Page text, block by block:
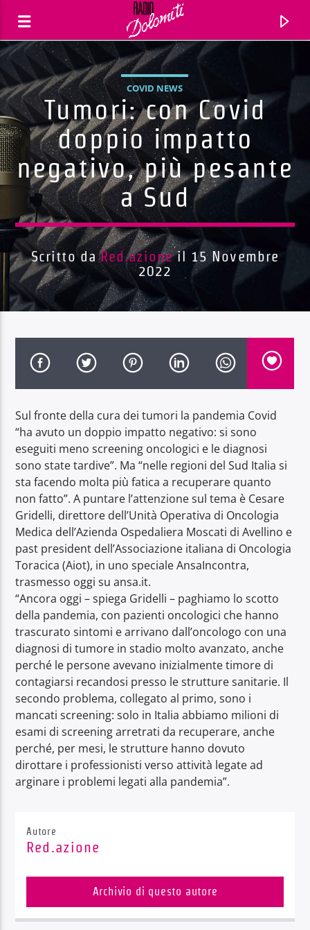
Traccia corrente
Titolo
Artista
Radio Dolomiti
COVID NEWS
Tumori: con Covid
doppio impatto
negativo, più pesante
a Sud
Scritto daRed.azioneil 15 Novembre
2022
Sul fronte della cura dei tumori la pandemia Covid
“ha avuto un doppio impatto negativo: si sono
eseguiti meno screening oncologici e le diagnosi
sono state tardive”. Ma “nelle regioni del Sud Italia si
sta facendo molta più fatica a recuperare quanto
non fatto”. A puntare l’attenzione sul tema è Cesare
Gridelli, direttore dell’Unità Operativa di Oncologia
Medica dell’Azienda Ospedaliera Moscati di Avellino e
past president dell’Associazione italiana di Oncologia
Toracica (Aiot), in uno speciale AnsaIncontra,
trasmesso oggi su ansa.it.
“Ancora oggi – spiega Gridelli – paghiamo lo scotto
della pandemia, con pazienti oncologici che hanno
trascurato sintomi e arrivano dall’oncologo con una
diagnosi di tumore in stadio molto avanzato, anche
perché le persone avevano inizialmente timore di
contagiarsi recandosi presso le strutture sanitarie. Il
secondo problema, collegato al primo, sono i
mancati screening: solo in Italia abbiamo milioni di
esami di screening arretrati da recuperare, anche
perché, per mesi, le strutture hanno dovuto
dirottare i professionisti verso attività legate ad
arginare i problemi legati alla pandemia”.
Autore
Red.azione
Archivio di questo autore